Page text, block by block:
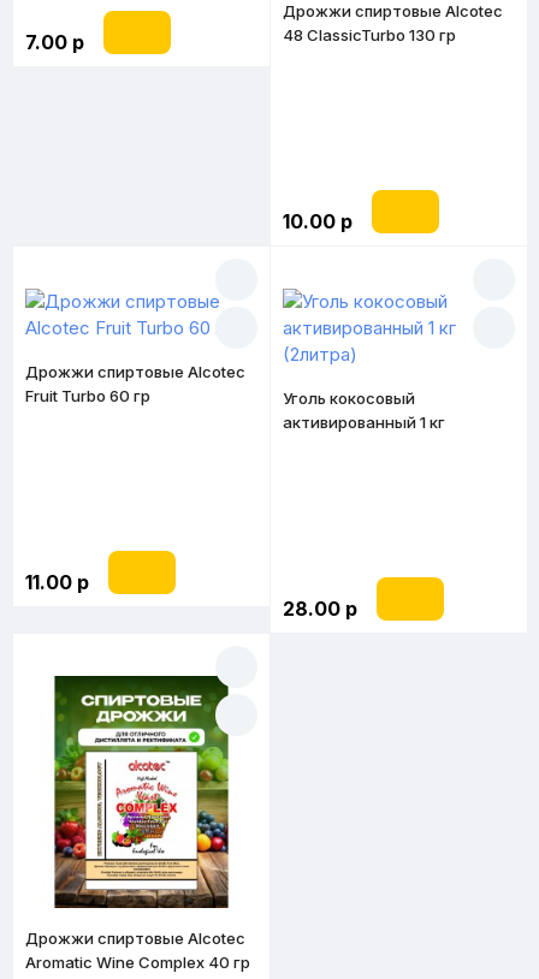
7.00 р
Дрожжи спиртовые Alcotec
48 ClassicTurbo 130 гр
10.00 р
Дрожжи спиртовые Alcotec
Fruit Turbo 60 гр
11.00 р
Уголь кокосовый
активированный 1 кг
28.00 р
Дрожжи спиртовые Alcotec
Aromatic Wine Complex 40 гр